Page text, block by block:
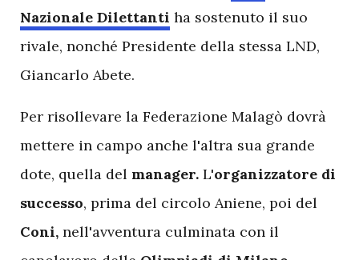
Nazionale Dilettanti ha sostenuto il suo
rivale, nonché Presidente della stessa LND,
Giancarlo Abete.
Per risollevare la Federazione Malagò dovrà
mettere in campo anche l'altra sua grande
dote, quella del manager. L'organizzatore di
successo, prima del circolo Aniene, poi del
Coni, nell'avventura culminata con il